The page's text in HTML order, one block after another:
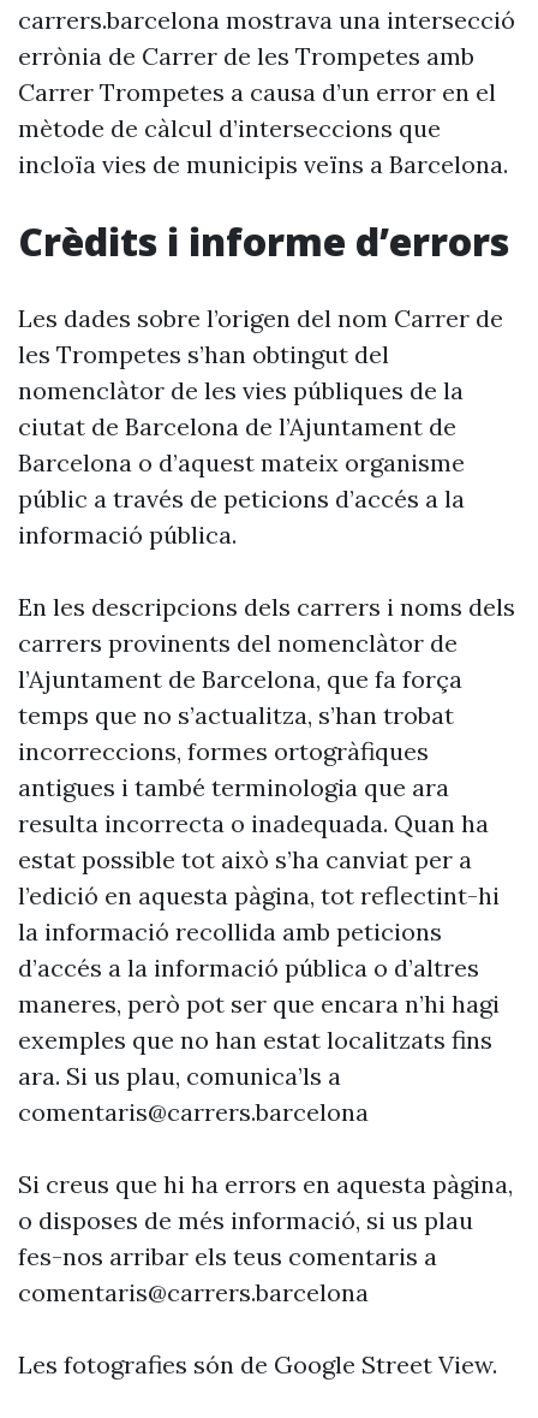
carrers.barcelona mostrava una intersecció
errònia de Carrer de les Trompetes amb
Carrer Trompetes a causa d’un error en el
mètode de càlcul d’interseccions que
incloïa vies de municipis veïns a Barcelona.
Crèdits i informe d’errors
Les dades sobre l’origen del nom Carrer de
les Trompetes s’han obtingut del
nomenclàtor de les vies públiques de la
ciutat de Barcelona de l’Ajuntament de
Barcelona o d’aquest mateix organisme
públic a través de peticions d’accés a la
informació pública.
En les descripcions dels carrers i noms dels
carrers provinents del nomenclàtor de
l’Ajuntament de Barcelona, que fa força
temps que no s’actualitza, s’han trobat
incorreccions, formes ortogràfiques
antigues i també terminologia que ara
resulta incorrecta o inadequada. Quan ha
estat possible tot això s’ha canviat per a
l’edició en aquesta pàgina, tot reflectint-hi
la informació recollida amb peticions
d’accés a la informació pública o d’altres
maneres, però pot ser que encara n’hi hagi
exemples que no han estat localitzats fins
ara. Si us plau, comunica’ls a
comentaris@carrers.barcelona
Si creus que hi ha errors en aquesta pàgina,
o disposes de més informació, si us plau
fes-nos arribar els teus comentaris a
comentaris@carrers.barcelona
Les fotografies són de Google Street View.